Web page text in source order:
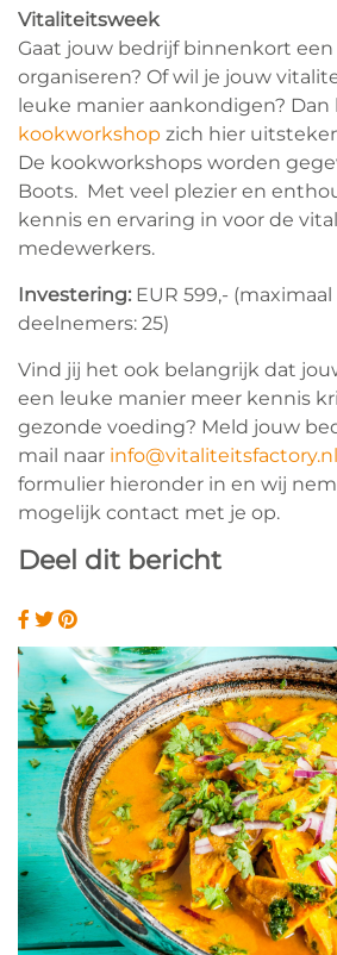
Vitaliteitsweek
Gaat jouw bedrijf binnenkort
organiseren? Of wil je jouw
leuke manier aankondigen? Dan
kookworkshop zich hier
De kookworkshops worden
Boots. Met veel plezier en
kennis en ervaring in voor de
medewerkers.
Investering: EUR 599,- (maximaal
deelnemers: 25)
Vind jij het ook belangrijk dat
een leuke manier meer kennis
gezonde voeding? Meld jouw
mail naar info@vitaliteitsfactory.nl
formulier hieronder in en wij
mogelijk contact met je op.
Deel dit bericht